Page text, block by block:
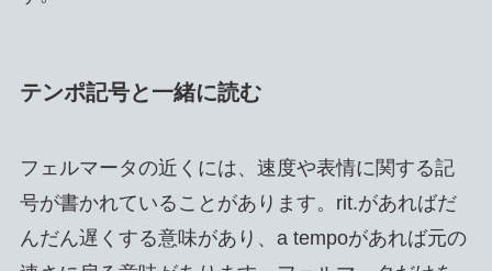
テンポ記号と一緒に読む
フェルマータの近くには、速度や表情に関する記
号が書かれていることがあります。rit.があればだ
んだん遅くする意味があり、a tempoがあれば元の